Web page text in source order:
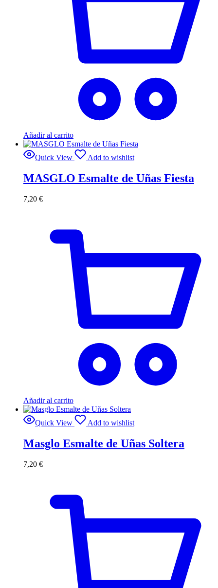
Añadir al carrito
Quick View Add to wishlist
MASGLO Esmalte de Uñas Fiesta
7,20 €
Añadir al carrito
Quick View Add to wishlist
Masglo Esmalte de Uñas Soltera
7,20 €